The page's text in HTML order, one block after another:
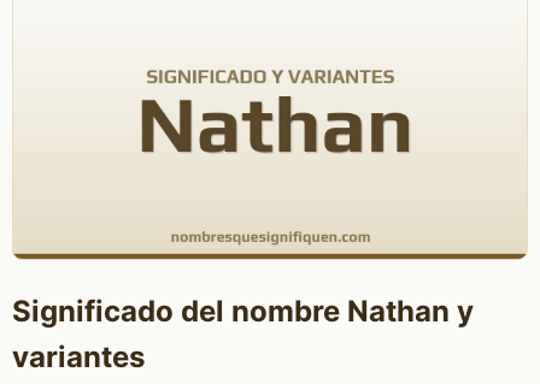
Significado del nombre Nathan y
variantes